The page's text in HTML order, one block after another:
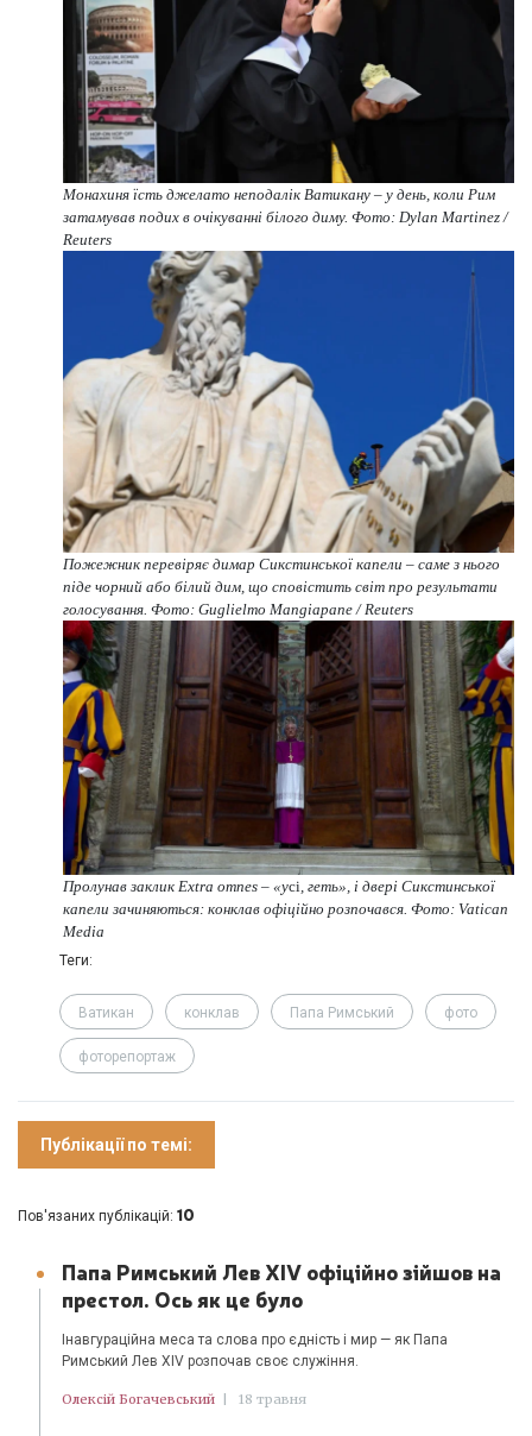
Монахиня їсть джелато неподалік Ватикану – у день, коли Рим
затамував подих в очікуванні білого диму. Фото: Dylan Martinez /
Reuters
Пожежник перевіряє димар Сикстинської капели – саме з нього
піде чорний або білий дим, що сповістить світ про результати
голосування. Фото: Guglielmo Mangiapane / Reuters
Пролунав заклик Extra omnes – «усі , геть», і двері Сикстинської
капели зачиняються: конклав офіційно розпочався. Фото: Vatican
Media
Теги:
Ватикан конклав Папа Римський фото
фоторепортаж
Публікації по темі:
Пов'язаних публікацій: 10
Папа Римський Лев XIV офіційно зійшов на
престол. Ось як це було
Інавгураційна меса та слова про єдність і мир — як Папа
Римський Лев XIV розпочав своє служіння.
Олексій Богачевський | 18 травня